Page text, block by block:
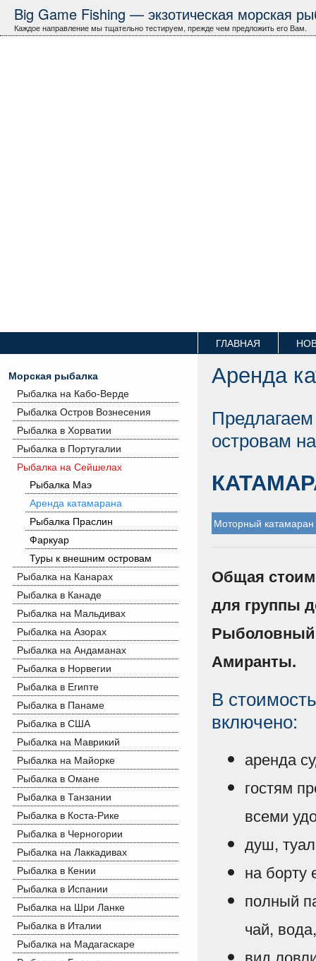
Big Game Fishing — экзотическая морская
Каждое направление мы тщательно тестируем, прежде чем предложить его Вам.
ГЛАВНАЯ
Морская рыбалка
Рыбалка на Кабо-Верде
Рыбалка Остров Вознесения
Рыбалка в Хорватии
Рыбалка в Португалии
Рыбалка на Сейшелах
Рыбалка Маэ
Аренда катамарана
Рыбалка Праслин
Фаркуар
Туры к внешним островам
Рыбалка на Канарах
Рыбалка в Канаде
Рыбалка на Мальдивах
Рыбалка на Азорах
Рыбалка на Андаманах
Рыбалка в Норвегии
Рыбалка в Египте
Рыбалка в Панаме
Рыбалка в США
Рыбалка на Маврикий
Рыбалка на Майорке
Рыбалка в Омане
Рыбалка в Танзании
Рыбалка в Коста-Рике
Рыбалка в Черногории
Рыбалка на Лаккадивах
Рыбалка в Кении
Рыбалка в Испании
Рыбалка на Шри Ланке
Рыбалка в Италии
Рыбалка на Мадагаскаре
Аренда
островам
Моторный
Общая
для группы
Рыболовный
Амиранты.
В
включено:
аренда
гостям
всеми
душ,
на борту
полный
чай,
вид